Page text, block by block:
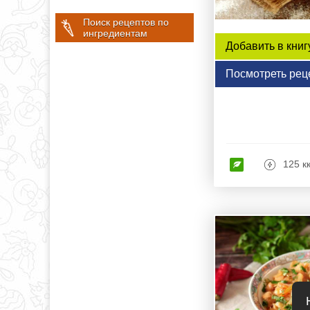
Поиск рецептов по
ингредиентам
Добавить в
Посмотреть
125